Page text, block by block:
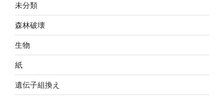
未分類
森林破壊
生物
紙
遺伝子組換え